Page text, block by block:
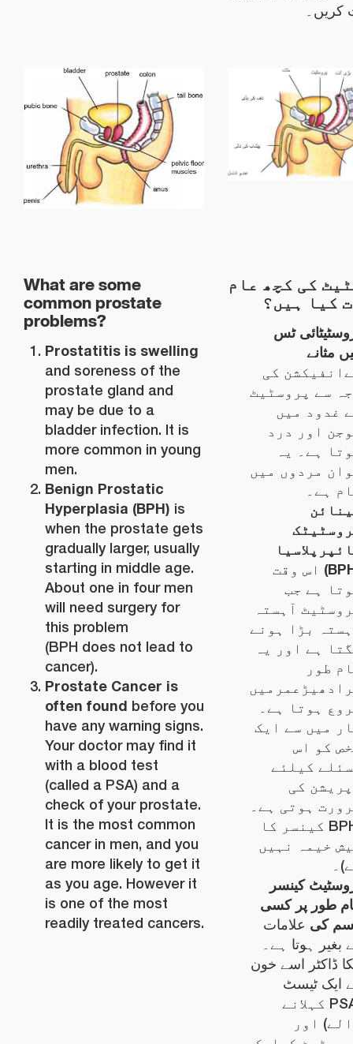
کریں۔
What are some
common prostate
problems?
Prostatitis is swelling
and soreness of the
prostate gland and
may be due to a
bladder infection. It is
more common in young
men.
Benign Prostatic
Hyperplasia (BPH) is
when the prostate gets
gradually larger, usually
starting in middle age.
About one in four men
will need surgery for
this problem
(BPH does not lead to
cancer).
Prostate Cancer is
often found before you
have any warning signs.
Your doctor may find it
with a blood test
(called a PSA) and a
check of your prostate.
It is the most common
cancer in men, and you
are more likely to get it
as you age. However it
is one of the most
readily treated cancers.
کی کچھ عام
کیا ہیں؟
ٹس
مثانے
کی
سے پروسٹیٹ
غدود میں
اور درد
ہے۔ یہ
مردوں میں
ہے۔
اس وقت
ہے جب
آہستہ
بڑا ہونے
ہے اور یہ
طور
ہوتا ہے۔
میں سے ایک
کو اس
کیلئے
کی
ہوتی ہے۔
(BPH کینسر کا
خیمہ نہیں
کینسر
طور پر کسی
کی علامات
بغیر ہوتا ہے۔
ڈاکٹر اسے خون
ایک ٹیسٹ
(PSA کہلانے
اور